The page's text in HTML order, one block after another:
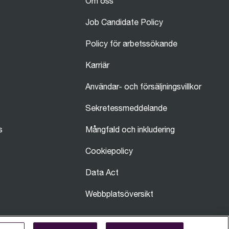
Job Candidate Policy
Policy för arbetssökande
Karriär
Användar- och försäljningsvillkor
Sekretessmeddelande
Mångfald och inkludering
Cookiepolicy
Data Act
Webbplatsöversikt
skapats eller förfinats med hjälp av AI. Våra produkter, mat och kaffebilder